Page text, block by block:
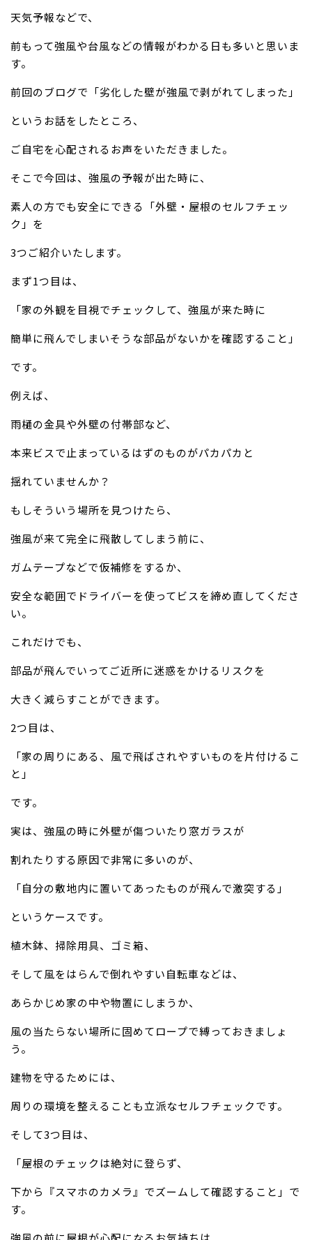
天気予報などで、
前もって強風や台風などの情報がわかる日も多いと思いま
す。
前回のブログで「劣化した壁が強風で剥がれてしまった」
というお話をしたところ、
ご自宅を心配されるお声をいただきました。
そこで今回は、強風の予報が出た時に、
素人の方でも安全にできる「外壁・屋根のセルフチェッ
ク」を
3つご紹介いたします。
まず1つ目は、
「家の外観を目視でチェックして、強風が来た時に
簡単に飛んでしまいそうな部品がないかを確認すること」
です。
例えば、
雨樋の金具や外壁の付帯部など、
本来ビスで止まっているはずのものがパカパカと
揺れていませんか？
もしそういう場所を見つけたら、
強風が来て完全に飛散してしまう前に、
ガムテープなどで仮補修をするか、
安全な範囲でドライバーを使ってビスを締め直してくださ
い。
これだけでも、
部品が飛んでいってご近所に迷惑をかけるリスクを
大きく減らすことができます。
2つ目は、
「家の周りにある、風で飛ばされやすいものを片付けるこ
と」
です。
実は、強風の時に外壁が傷ついたり窓ガラスが
割れたりする原因で非常に多いのが、
「自分の敷地内に置いてあったものが飛んで激突する」
というケースです。
植木鉢、掃除用具、ゴミ箱、
そして風をはらんで倒れやすい自転車などは、
あらかじめ家の中や物置にしまうか、
風の当たらない場所に固めてロープで縛っておきましょ
う。
建物を守るためには、
周りの環境を整えることも立派なセルフチェックです。
そして3つ目は、
「屋根のチェックは絶対に登らず、
下から『スマホのカメラ』でズームして確認すること」で
す。